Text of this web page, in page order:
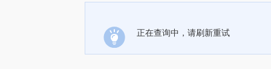
正在查询中，请刷新重试